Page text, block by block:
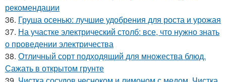
рекомендации
36. Груша осенью: лучшие удобрения для роста и урожая
37. На участке электрический столб: все, что нужно знать
о проведении электричества
38. Отличный сорт подходящий для множества блюд.
Сажать в открытом грунте